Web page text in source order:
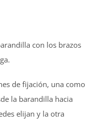
con los brazos
de fijación, una como
la barandilla hacia
elijan y la otra